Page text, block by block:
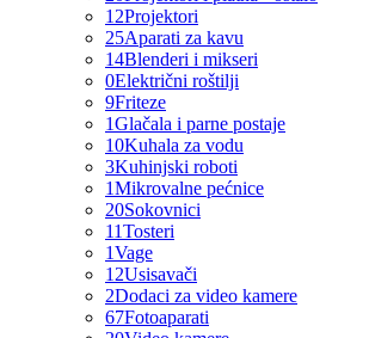
12Projektori
25Aparati za kavu
14Blenderi i mikseri
0Električni roštilji
9Friteze
1Glačala i parne postaje
10Kuhala za vodu
3Kuhinjski roboti
1Mikrovalne pećnice
20Sokovnici
11Tosteri
1Vage
12Usisavači
2Dodaci za video kamere
67Fotoaparati